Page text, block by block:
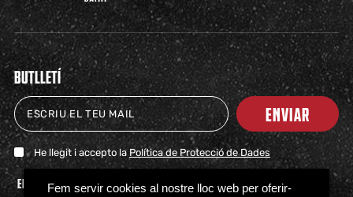
BUTLLETÍ
ENVIAR
He llegit i accepto la Política de Protecció de Dades
ENTRADASTIENDACLUBHITOSPARTNERSACTUALIDAD PRENSA
Fem servir cookies al nostre lloc web per oferir-